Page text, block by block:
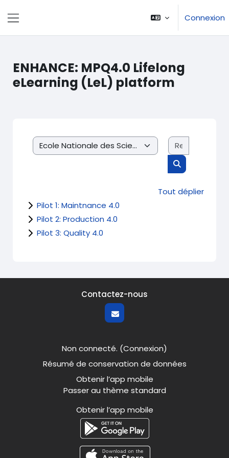
Connexion
ENHANCE: MPQ4.0 Lifelong
eLearning (LeL) platform
Catégories de cours
Rechercher
Tout déplier
Pilot 1: Maintnance 4.0
Pilot 2: Production 4.0
Pilot 3: Quality 4.0
Contactez-nous
Non connecté. (Connexion)
Résumé de conservation de données
Obtenir l’app mobile
Passer au thème standard
Obtenir l’app mobile